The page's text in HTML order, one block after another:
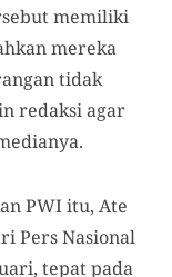
memiliki
mereka
tidak
redaksi agar
PWI itu, Ate
Pers Nasional
tepat pada